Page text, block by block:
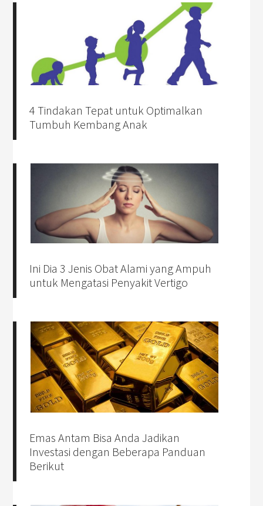
4 Tindakan Tepat untuk Optimalkan
Tumbuh Kembang Anak
Ini Dia 3 Jenis Obat Alami yang Ampuh
untuk Mengatasi Penyakit Vertigo
Emas Antam Bisa Anda Jadikan
Investasi dengan Beberapa Panduan
Berikut